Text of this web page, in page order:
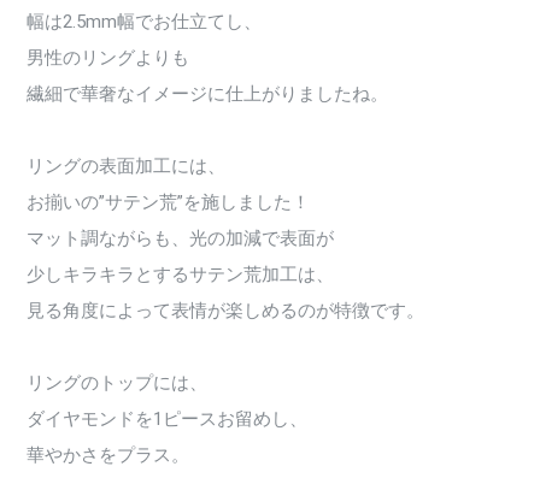
幅は2.5mm幅でお仕立てし、
男性のリングよりも
繊細で華奢なイメージに仕上がりましたね。
リングの表面加工には、
お揃いの”サテン荒”を施しました！
マット調ながらも、光の加減で表面が
少しキラキラとするサテン荒加工は、
見る角度によって表情が楽しめるのが特徴です。
リングのトップには、
ダイヤモンドを1ピースお留めし、
華やかさをプラス。